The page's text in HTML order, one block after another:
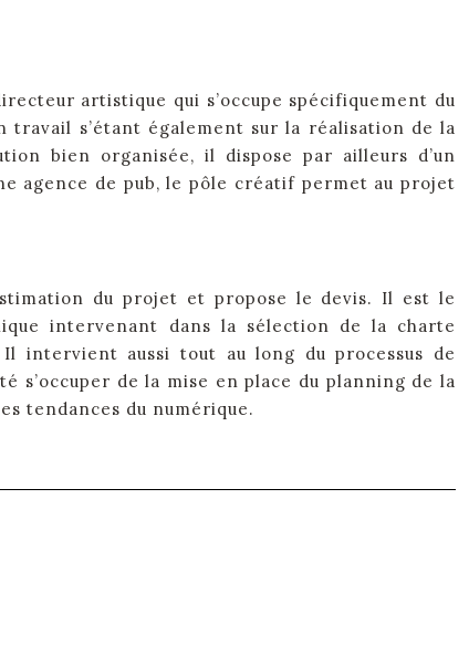
artistique qui s’occupe spécifiquement du
s’étant également sur la réalisation de la
bien organisée, il dispose par ailleurs d’un
agence de pub, le pôle créatif permet au projet
du projet et propose le devis. Il est le
intervenant dans la sélection de la charte
intervient aussi tout au long du processus de
s’occuper de la mise en place du planning de la
tendances du numérique.